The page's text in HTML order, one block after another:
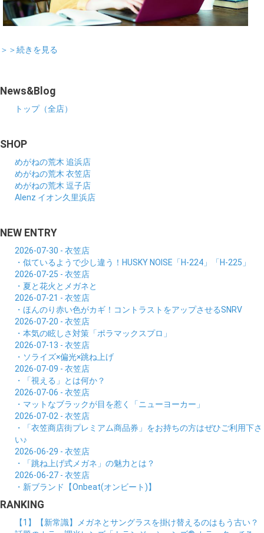
＞＞続きを見る
News&Blog
トップ（全店）
SHOP
めがねの荒木 追浜店
めがねの荒木 衣笠店
めがねの荒木 逗子店
Alenz イオン久里浜店
NEW ENTRY
2026-07-30 - 衣笠店
・似ているようで少し違う！HUSKY NOISE「H-224」「H-225」
2026-07-25 - 衣笠店
・夏と花火とメガネと
2026-07-21 - 衣笠店
・ほんのり赤い色がカギ！コントラストをアップさせるSNRV
2026-07-20 - 衣笠店
・本気の眩しさ対策「ポラマックスプロ」
2026-07-13 - 衣笠店
・ソライズ×偏光×跳ね上げ
2026-07-09 - 衣笠店
・「視える」とは何か？
2026-07-06 - 衣笠店
・マットなブラックが目を惹く「ニューヨーカー」
2026-07-02 - 衣笠店
・「衣笠商店街プレミアム商品券」をお持ちの方はぜひご利用下さ
い♪
2026-06-29 - 衣笠店
・「跳ね上げ式メガネ」の魅力とは？
2026-06-27 - 衣笠店
・新ブランド【Onbeat(オンビート)】
RANKING
【1】【新常識】メガネとサングラスを掛け替えるのはもう古い？